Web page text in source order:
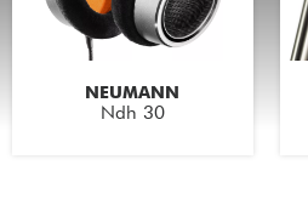
NEUMANN
Ndh 30